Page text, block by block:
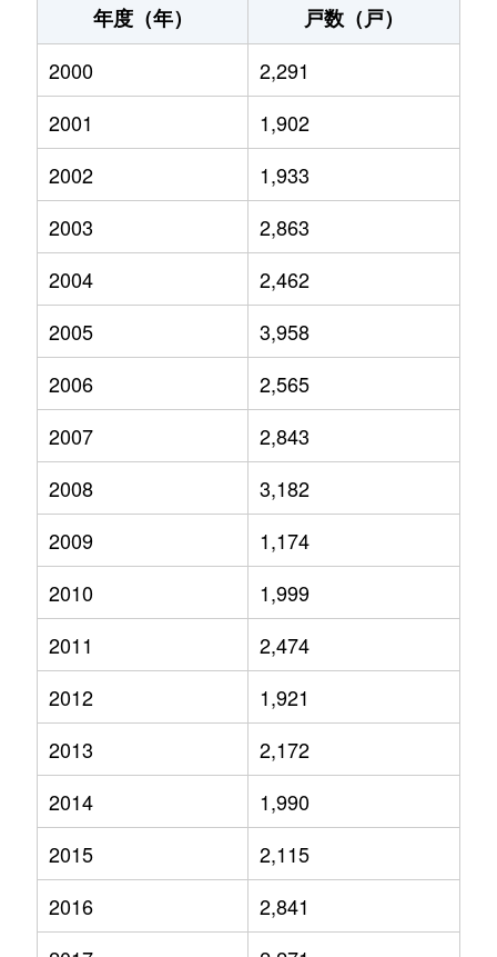
年度（年）
戸数（戸）
2000
2,291
2001
1,902
2002
1,933
2003
2,863
2004
2,462
2005
3,958
2006
2,565
2007
2,843
2008
3,182
2009
1,174
2010
1,999
2011
2,474
2012
1,921
2013
2,172
2014
1,990
2015
2,115
2016
2,841